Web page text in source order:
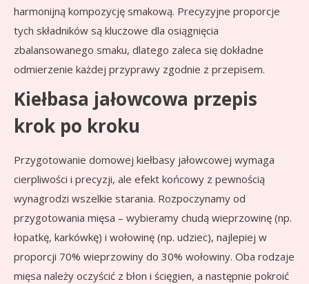
harmonijną kompozycję smakową. Precyzyjne proporcje
tych składników są kluczowe dla osiągnięcia
zbalansowanego smaku, dlatego zaleca się dokładne
odmierzenie każdej przyprawy zgodnie z przepisem.
Kiełbasa jałowcowa przepis
krok po kroku
Przygotowanie domowej kiełbasy jałowcowej wymaga
cierpliwości i precyzji, ale efekt końcowy z pewnością
wynagrodzi wszelkie starania. Rozpoczynamy od
przygotowania mięsa – wybieramy chudą wieprzowinę (np.
łopatkę, karkówkę) i wołowinę (np. udziec), najlepiej w
proporcji 70% wieprzowiny do 30% wołowiny. Oba rodzaje
mięsa należy oczyścić z błon i ścięgien, a następnie pokroić